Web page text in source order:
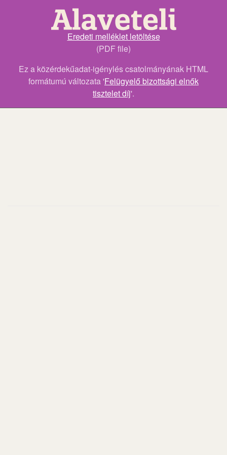
Eredeti melléklet letöltése
(PDF file)
Ez a közérdekűadat-igénylés csatolmányának HTML
formátumú változata 'Felügyelő bizottsági elnők
tisztelet díj'.